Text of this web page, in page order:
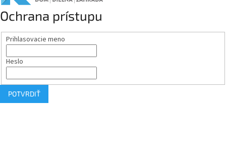
Ochrana prístupu
Prihlasovacie meno
Heslo
POTVRDIŤ